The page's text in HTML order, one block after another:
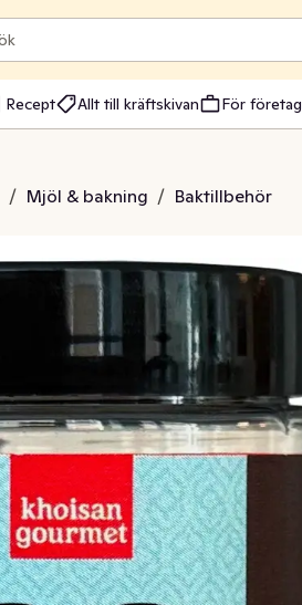
Recept Allt till kräftskivan För företag
/ Mjöl & bakning / Baktillbehör